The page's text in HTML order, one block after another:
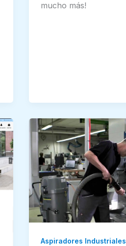
mucho más!
Aspiradores Industriales